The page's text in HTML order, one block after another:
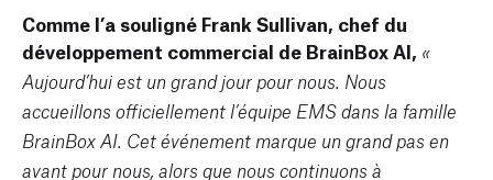
Comme l’a souligné Frank Sullivan, chef du
développement commercial de BrainBox AI, «
Aujourd’hui est un grand jour pour nous. Nous
accueillons officiellement l’équipe EMS dans la famille
BrainBox AI. Cet événement marque un grand pas en
avant pour nous, alors que nous continuons à